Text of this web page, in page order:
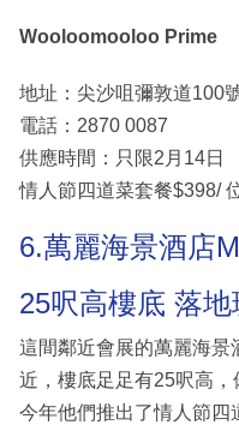
Wooloomooloo Prime
地址：尖沙咀彌敦道100
電話：2870 0087
供應時間：只限2月14日
情人節四道菜套餐$398/
6.萬麗海景酒店
25呎高樓底 落
這間鄰近會展的萬麗海景
近，樓底足足有25呎高，
今年他們推出了情人節四